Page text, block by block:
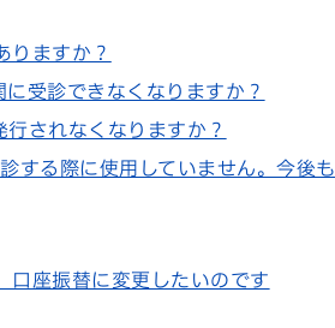
りますか？
受診できなくなりますか？
されなくなりますか？
する際に使用していません。今後も
座振替に変更したいのです